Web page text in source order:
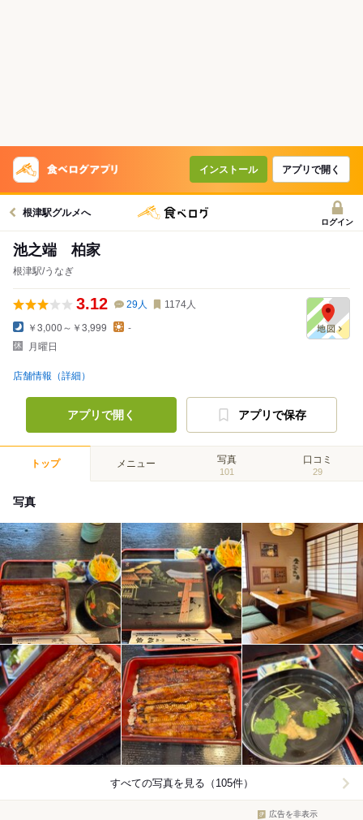
インストール アプリで開く
根津駅グルメへ
ログイン
池之端 柏家
根津駅/うなぎ
3.12 29人 1174人
￥3,000～￥3,999
-
月曜日
店舗情報（詳細）
アプリで開く アプリで保存
トップ メニュー 写真
101
口コミ
29
写真
すべての写真を見る（105件）
広告を非表示